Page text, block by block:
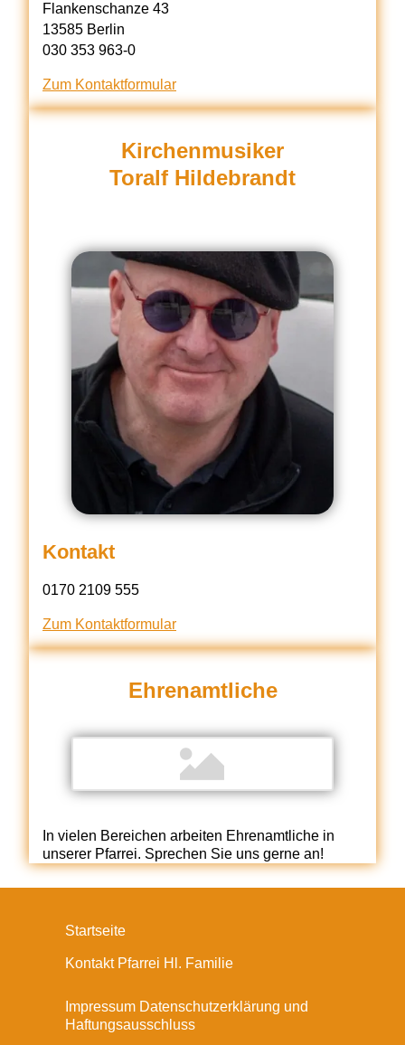
Flankenschanze 43
13585 Berlin
030 353 963-0
Zum Kontaktformular
Kirchenmusiker
Toralf Hildebrandt
Kontakt
0170 2109 555
Zum Kontaktformular
Ehrenamtliche
In vielen Bereichen arbeiten Ehrenamtliche in
unserer Pfarrei. Sprechen Sie uns gerne an!
Startseite
Kontakt Pfarrei Hl. Familie
Impressum Datenschutzerklärung und
Haftungsausschluss